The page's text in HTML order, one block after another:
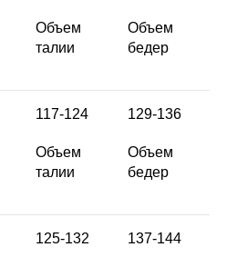
Объем
талии
Объем
бедер
117-124
Объем
талии
129-136
Объем
бедер
125-132 137-144